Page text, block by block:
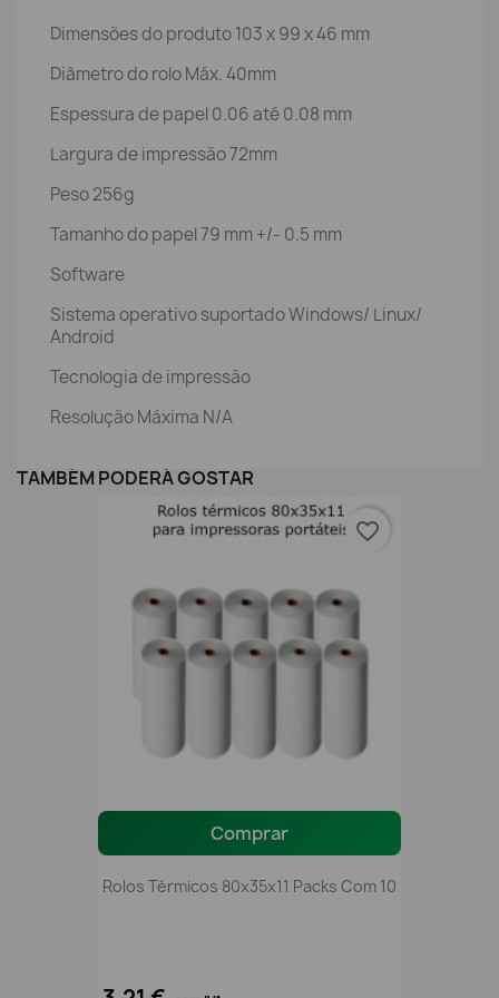
Dimensões do produto 103 x 99 x 46 mm
Diâmetro do rolo Máx. 40mm
Espessura de papel 0.06 até 0.08 mm
Largura de impressão 72mm
Peso 256g
Tamanho do papel 79 mm +/- 0.5 mm
Software
Sistema operativo suportado Windows/ Linux/
Android
Tecnologia de impressão
Resolução Máxima N/A
TAMBÉM PODERÁ GOSTAR
Comprar
Rolos Térmicos 80x35x11 Packs Com 10
favorite_border